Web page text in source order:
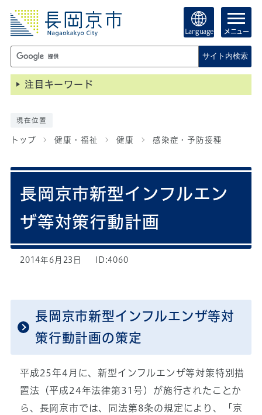
Language メニュー
サイト内検索
注目キーワード
現在位置
トップ 健康・福祉 健康 感染症・予防接種
長岡京市新型インフルエン
ザ等対策行動計画
2014年6月23日 ID:4060
長岡京市新型インフルエンザ等対
策行動計画の策定
平成25年4月に、新型インフルエンザ等対策特別措
置法（平成24年法律第31号）が施行されたことか
ら、長岡京市では、同法第8条の規定により、「京